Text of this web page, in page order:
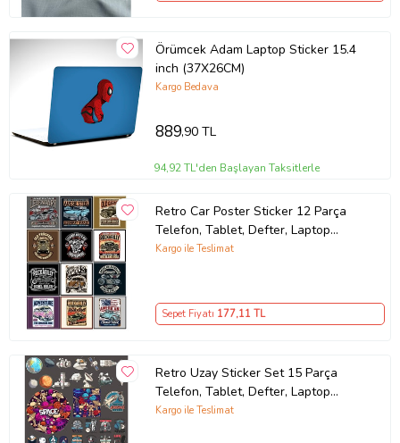
Örümcek Adam Laptop Sticker 15.4
inch (37X26CM)
Kargo Bedava
889,90 TL
94,92 TL'den Başlayan Taksitlerle
Retro Car Poster Sticker 12 Parça
Telefon, Tablet, Defter, Laptop
Sticker
Kargo ile Teslimat
Sepet Fiyatı 177,11 TL
Retro Uzay Sticker Set 15 Parça
Telefon, Tablet, Defter, Laptop
Sticker
Kargo ile Teslimat